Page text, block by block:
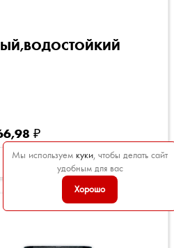
Мы используем куки, чтобы делать сайт
удобным для вас
Хорошо
₽
add шт 